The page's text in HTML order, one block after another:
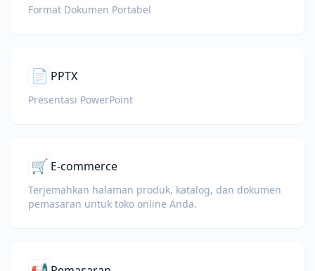
Format Dokumen Portabel
📄 PPTX
Presentasi PowerPoint
🛒 E-commerce
Terjemahkan halaman produk, katalog, dan dokumen
pemasaran untuk toko online Anda.